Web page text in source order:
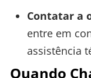
Contatar a
entre em
assistência
Quando